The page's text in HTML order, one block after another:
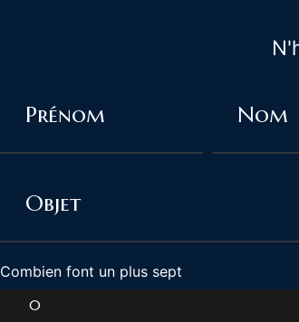
Combien font un plus sept